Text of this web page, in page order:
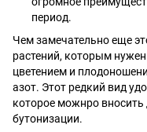
период.
Чем замечательно еще
растений, которым
цветением и
азот. Этот редкий вид
которое можнро вносить
бутонизации.